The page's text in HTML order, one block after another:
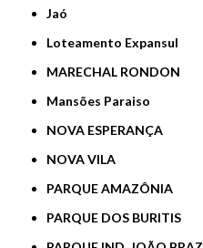
Jaó
Loteamento Expansul
MARECHAL RONDON
Mansões Paraiso
NOVA ESPERANÇA
NOVA VILA
PARQUE AMAZÔNIA
PARQUE DOS BURITIS